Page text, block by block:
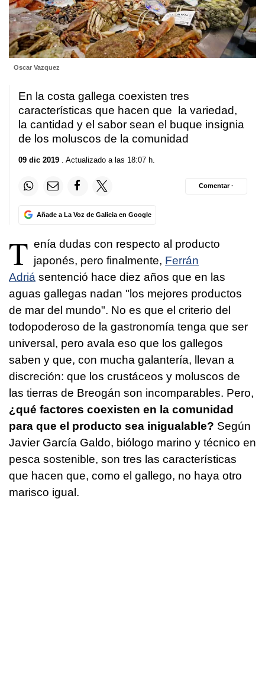
Oscar Vazquez
En la costa gallega coexisten tres
características que hacen que la variedad,
la cantidad y el sabor sean el buque insignia
de los moluscos de la comunidad
09 dic 2019 . Actualizado a las 18:07 h.
Añade a La Voz de Galicia en Google
Comentar ·
T enía dudas con respecto al producto
japonés, pero finalmente, Ferrán
Adriá sentenció hace diez años que en las
aguas gallegas nadan "los mejores productos
de mar del mundo". No es que el criterio del
todopoderoso de la gastronomía tenga que ser
universal, pero avala eso que los gallegos
saben y que, con mucha galantería, llevan a
discreción: que los crustáceos y moluscos de
las tierras de Breogán son incomparables. Pero,
¿qué factores coexisten en la comunidad
para que el producto sea inigualable? Según
Javier García Galdo, biólogo marino y técnico en
pesca sostenible, son tres las características
que hacen que, como el gallego, no haya otro
marisco igual.